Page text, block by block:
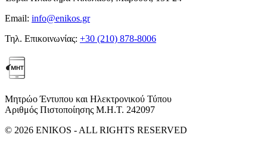
Email: info@enikos.gr
Τηλ. Επικοινωνίας: +30 (210) 878-8006
Μητρώο Έντυπου και Ηλεκτρονικού Τύπου
Αριθμός Πιστοποίησης Μ.Η.Τ. 242097
© 2026 ENIKOS - ALL RIGHTS RESERVED